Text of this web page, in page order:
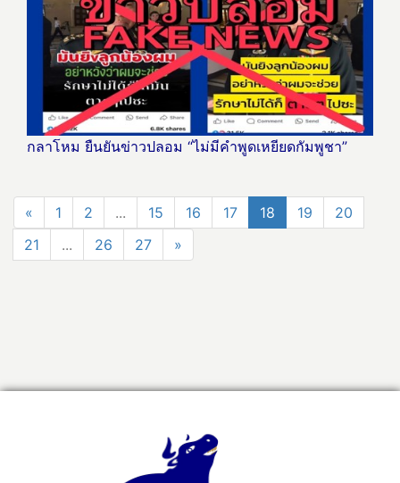
กลาโหม ยืนยันข่าวปลอม “ไม่มีคำพูดเหยียดกัมพูชา”
« 1 2 ... 15 16 17 18 19
20
21
... 26 27 »